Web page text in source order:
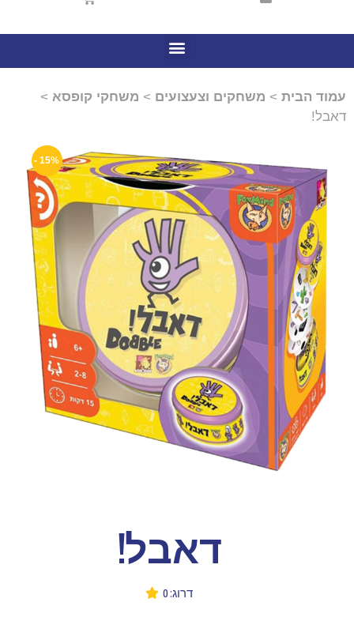
עמוד הבית > משחקים וצעצועים > משחקי קופסא >
דאבל!
דאבל!
דרוג: 0
15% -